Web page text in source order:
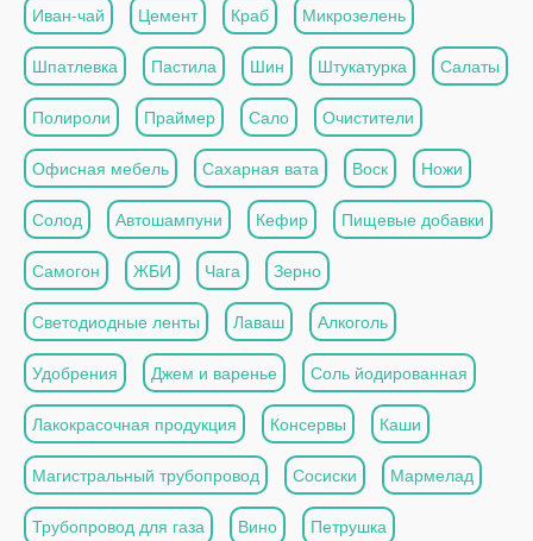
Иван-чай Цемент Краб Микрозелень
Шпатлевка Пастила Шин Штукатурка Салаты
Полироли Праймер Сало Очистители
Офисная мебель Сахарная вата Воск Ножи
Солод Автошампуни Кефир Пищевые добавки
Самогон ЖБИ Чага Зерно
Светодиодные ленты Лаваш Алкоголь
Удобрения Джем и варенье Соль йодированная
Лакокрасочная продукция Консервы Каши
Магистральный трубопровод Сосиски Мармелад
Трубопровод для газа Вино Петрушка